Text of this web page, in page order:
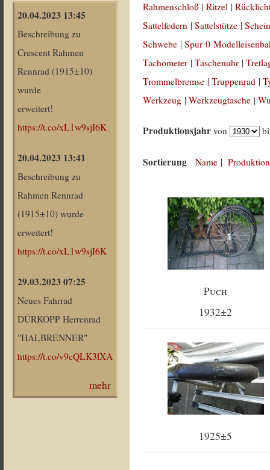
20.04.2023 13:45
Beschreibung zu
Crescent Rahmen
Rennrad (1915±10)
wurde
erweitert!
https://t.co/xL1w9sjI6K
20.04.2023 13:41
Beschreibung zu
Rahmen Rennrad
(1915±10) wurde
erweitert!
https://t.co/xL1w9sjI6K
29.03.2023 07:25
Neues Fahrrad
DÜRKOPP Herrenrad
"HALBRENNER"
https://t.co/v9cQLK3lXA
mehr
Rahmenschloß |Ritzel |
Sattelfedern |Sattelstütze |
Schwebe |Spur 0
Tachometer |Taschenuhr |
Trommelbremse |Truppenrad |
Werkzeug |Werkzeugtasche |
Produktionsjahr von
Sortierung Name |
Puch
1932±2
1925±5